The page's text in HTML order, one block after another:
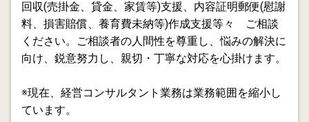
2015.11.07
孤独死の死亡推定日と投資信託
遺産整理 銀行手続(凍結後) No.2
2015.09.20
回収(売掛金、貸金、家賃等)支援、内容証明郵便(慰謝
料、損害賠償、養育費未納等)作成支援等々 ご相談
ください。ご相談者の人間性を尊重し、悩みの解決に
向け、鋭意努力し、親切・丁寧な対応を心掛けます。
※現在、経営コンサルタント業務は業務範囲を縮小し
ています。